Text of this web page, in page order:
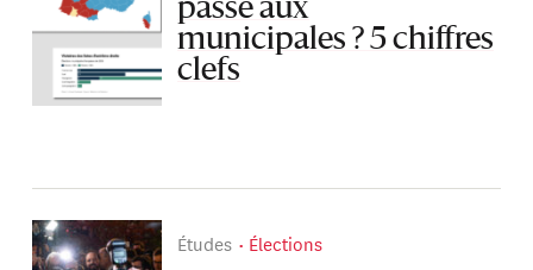
passé aux
municipales ? 5 chiffres
clefs
Études Élections